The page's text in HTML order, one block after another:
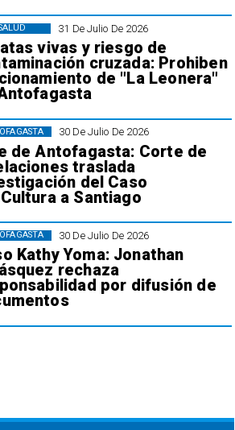
31 De Julio De 2026
vivas y riesgo de
cruzada: Prohiben
de "La Leonera"
30 De Julio De 2026
de Antofagasta: Corte de
traslada
del Caso
a Santiago
30 De Julio De 2026
Kathy Yoma: Jonathan
rechaza
por difusión de